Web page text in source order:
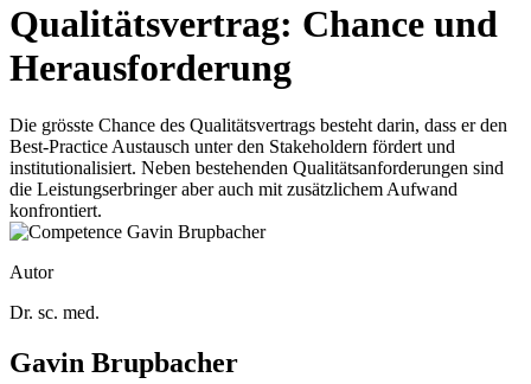
Qualitätsvertrag: Chance und
Herausforderung
Die grösste Chance des Qualitätsvertrags besteht darin, dass er den
Best-Practice Austausch unter den Stakeholdern fördert und
institutionalisiert. Neben bestehenden Qualitätsanforderungen sind
die Leistungserbringer aber auch mit zusätzlichem Aufwand
konfrontiert.
Autor
Dr. sc. med.
Gavin Brupbacher